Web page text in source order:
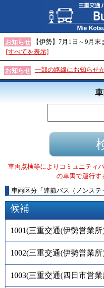
お知らせ
【伊勢】7月1日～9月
[すべてを表示]
お知らせ 一部の路線にお知らせ
車両点検等によりコミュニティ
の車両で運行す
車両区分 「 連節バス（ノンステ
候補
1001(三重交通(伊勢営業所
1002(三重交通(伊勢営業所
1003(三重交通(四日市営業